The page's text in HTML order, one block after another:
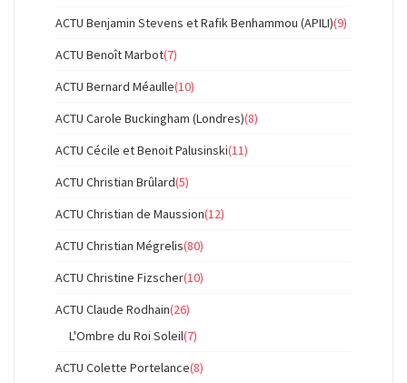
ACTU Benjamin Stevens et Rafik Benhammou (APILI)(9)
ACTU Benoît Marbot(7)
ACTU Bernard Méaulle(10)
ACTU Carole Buckingham (Londres)(8)
ACTU Cécile et Benoit Palusinski(11)
ACTU Christian Brûlard(5)
ACTU Christian de Maussion(12)
ACTU Christian Mégrelis(80)
ACTU Christine Fizscher(10)
ACTU Claude Rodhain(26)
L'Ombre du Roi Soleil(7)
ACTU Colette Portelance(8)